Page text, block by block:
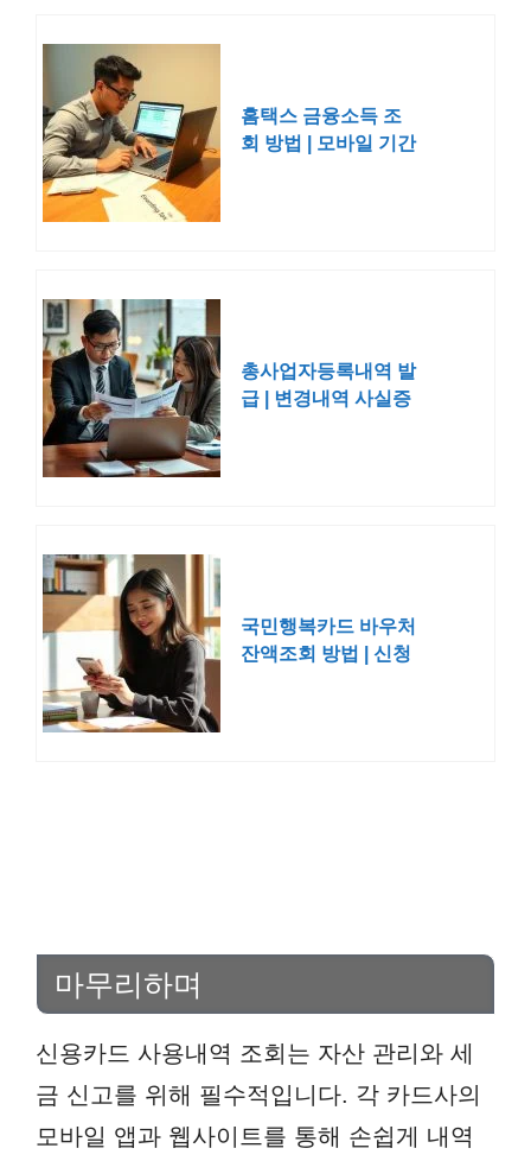
홈택스 금융소득 조
회 방법 | 모바일 기간
총사업자등록내역 발
급 | 변경내역 사실증
국민행복카드 바우처
잔액조회 방법 | 신청
마무리하며
신용카드 사용내역 조회는 자산 관리와 세
금 신고를 위해 필수적입니다. 각 카드사의
모바일 앱과 웹사이트를 통해 손쉽게 내역